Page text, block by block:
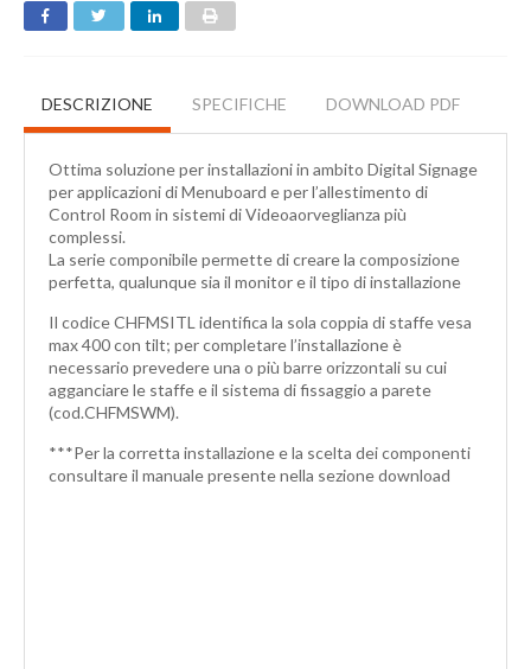
DESCRIZIONE SPECIFICHE DOWNLOAD PDF
Ottima soluzione per installazioni in ambito Digital Signage
per applicazioni di Menuboard e per l’allestimento di
Control Room in sistemi di Videoaorveglianza più
complessi.
La serie componibile permette di creare la composizione
perfetta, qualunque sia il monitor e il tipo di installazione
Il codice CHFMSITL identifica la sola coppia di staffe vesa
max 400 con tilt; per completare l’installazione è
necessario prevedere una o più barre orizzontali su cui
agganciare le staffe e il sistema di fissaggio a parete
(cod.CHFMSWM).
***Per la corretta installazione e la scelta dei componenti
consultare il manuale presente nella sezione download